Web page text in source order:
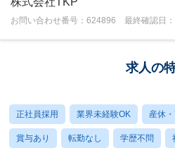
お問い合わせ番号：624896 最終確認日
求人の
正社員採用 業界未経験OK 産休
賞与あり 転勤なし 学歴不問